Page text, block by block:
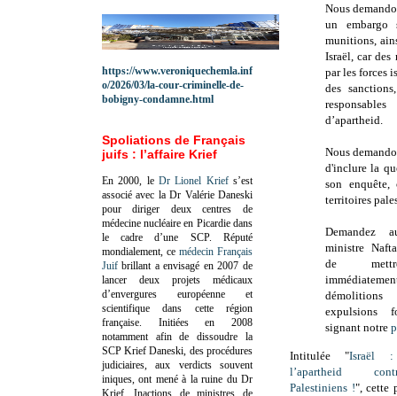
Nous
un embargo
munitions,
Israël, car
par les forces
des
d’apartheid.
Nous
d'inclure la
son
territoires
Demandez
ministre
de
expulsions
signant notre
Intitulée "Israël
l’apartheid
Palestiniens !", cette
https://www.veroniquechemla.inf
o/2026/03/la-cour-criminelle-de-
bobigny-condamne.html
Spoliations de Français
juifs : l’affaire Krief
En 2000, le Dr Lionel Kriefs’est
associé avec la Dr Valérie Daneski
pour diriger deux centres de
médecine nucléaire en Picardie dans
le cadre d’une SCP. Réputé
mondialement, ce médecin Français
Juif brillant a envisagé en 2007 de
lancer deux projets médicaux
d’envergures européenne et
scientifique dans cette région
française. Initiées en 2008
notamment afin de dissoudre la
SCP Krief Daneski, des procédures
judiciaires, aux verdicts souvent
iniques, ont mené à la ruine du Dr
Krief.Inactions de ministres de